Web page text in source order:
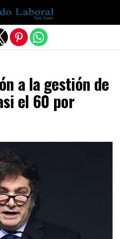
a la gestión de
el 60 por
versión móvil